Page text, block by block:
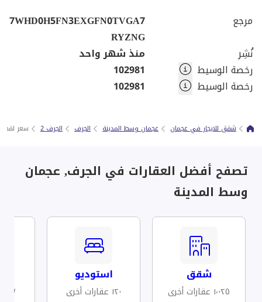
مرجع
7WHD0H5FN3EXGFN0TVGA7
RYZNG
نُشِر
منذ شهر واحد
رخصة الوسيط
102981
رخصة الوسيط
102981
شقق للايجار في عجمان عجمان وسط المدينة الجرف الجرف 2 سعر
تصفح أفضل العقارات في الجرف, عجمان
وسط المدينة
شقق
١٬٠٢٥ عقارات أخرى
استوديو
١٢٠ عقارات أخرى ٦٧ عقارات أخرى